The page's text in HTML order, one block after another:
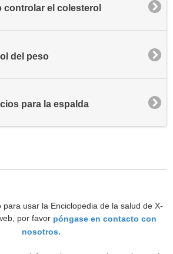
controlar el colesterol
del peso
para la espalda
usar la Enciclopedia de la salud de X-
por favor póngase en contacto con
nosotros.